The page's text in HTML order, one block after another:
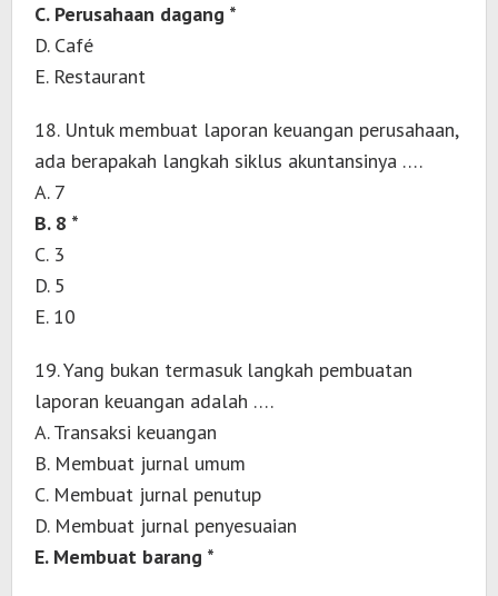
C. Perusahaan dagang *
D. Café
E. Restaurant
18. Untuk membuat laporan keuangan perusahaan,
ada berapakah langkah siklus akuntansinya ….
A. 7
B. 8 *
C. 3
D. 5
E. 10
19. Yang bukan termasuk langkah pembuatan
laporan keuangan adalah ….
A. Transaksi keuangan
B. Membuat jurnal umum
C. Membuat jurnal penutup
D. Membuat jurnal penyesuaian
E. Membuat barang *